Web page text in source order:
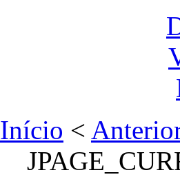
Início <